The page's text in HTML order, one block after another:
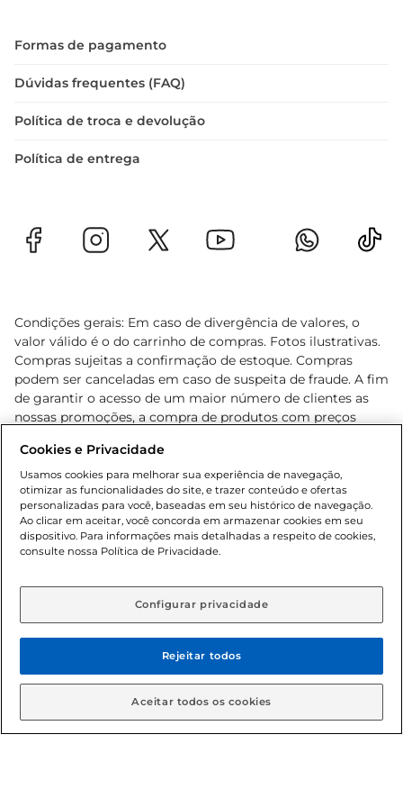
informações detalhadas sobre calorias e
Formas de pagamento
Dúvidas frequentes (FAQ)
Política de troca e devolução
Política de entrega
Condições gerais: Em caso de divergência de valores, o
valor válido é o do carrinho de compras. Fotos ilustrativas.
Compras sujeitas a confirmação de estoque. Compras
podem ser canceladas em caso de suspeita de fraude. A fim
de garantir o acesso de um maior número de clientes as
nossas promoções, a compra de produtos com preços
cliente. Os preços, ofertas e condições são exclusivos para
o e-commerce e válidos durante o dia de hoje, podendo
sofrer alterações sem prévia notificação. Proibida a venda
de bebidas alcoólicas para menores de 18 anos, conforme
Lei n.º 8069/90, art. 81, inciso II (Estatuto da Criança e do
Adolescente). Preços e condições exclusivos para o
aviso prévio. O valor mínimo para as compras on-line é de
© 2026 Copyright. Todos os direitos
reservados Gbarbosa.
Cookies e Privacidade
Usamos cookies para melhorar sua experiência de navegação,
otimizar as funcionalidades do site, e trazer conteúdo e ofertas
personalizadas para você, baseadas em seu histórico de navegação.
Ao clicar em aceitar, você concorda em armazenar cookies em seu
dispositivo. Para informações mais detalhadas a respeito de cookies,
consulte nossa Política de Privacidade.
Configurar privacidade
Rejeitar todos
Aceitar todos os cookies